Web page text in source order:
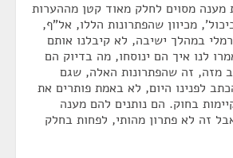
מענה מסוים לחלק מאוד קטן מההערות
מכיוון שהפתרונות הללו, אל"ף,
במהלך ישיבה, לא קיבלנו אותם
לנו איך הם ינוסחו, מה בדיוק הם
מזה, זה שהפתרונות האלה, שגם
לפנינו היום, לא באמת פותרים את
בחוק. הם נותנים להם מענה
זה לא פתרון מהותי, לפחות בחלק